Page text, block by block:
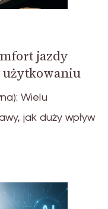
jazdy
użytkowaniu
Wielu
jak duży wpływ